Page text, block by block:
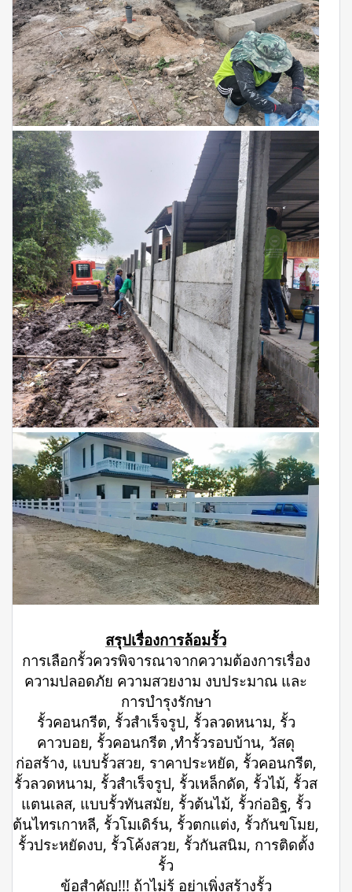
สรุปเรื่องการล้อมรั้ว
การเลือกรั้วควรพิจารณาจากความต้องการเรื่อง
ความปลอดภัย ความสวยงาม งบประมาณ และ
การบำรุงรักษา
รั้วคอนกรีต, รั้วสำเร็จรูป, รั้วลวดหนาม, รั้ว
คาวบอย, รั้วคอนกรีต ,ทำรั้วรอบบ้าน, วัสดุ
ก่อสร้าง, แบบรั้วสวย, ราคาประหยัด, รั้วคอนกรีต,
รั้วลวดหนาม, รั้วสำเร็จรูป, รั้วเหล็กดัด, รั้วไม้, รั้วส
แตนเลส, แบบรั้วทันสมัย, รั้วต้นไม้, รั้วก่ออิฐ, รั้ว
ต้นไทรเกาหลี, รั้วโมเดิร์น, รั้วตกแต่ง, รั้วกันขโมย,
รั้วประหยัดงบ, รั้วโค้งสวย, รั้วกันสนิม, การติดตั้ง
รั้ว
ข้อสำคัญ!!! ถ้าไม่รู้ อย่าเพิ่งสร้างรั้ว